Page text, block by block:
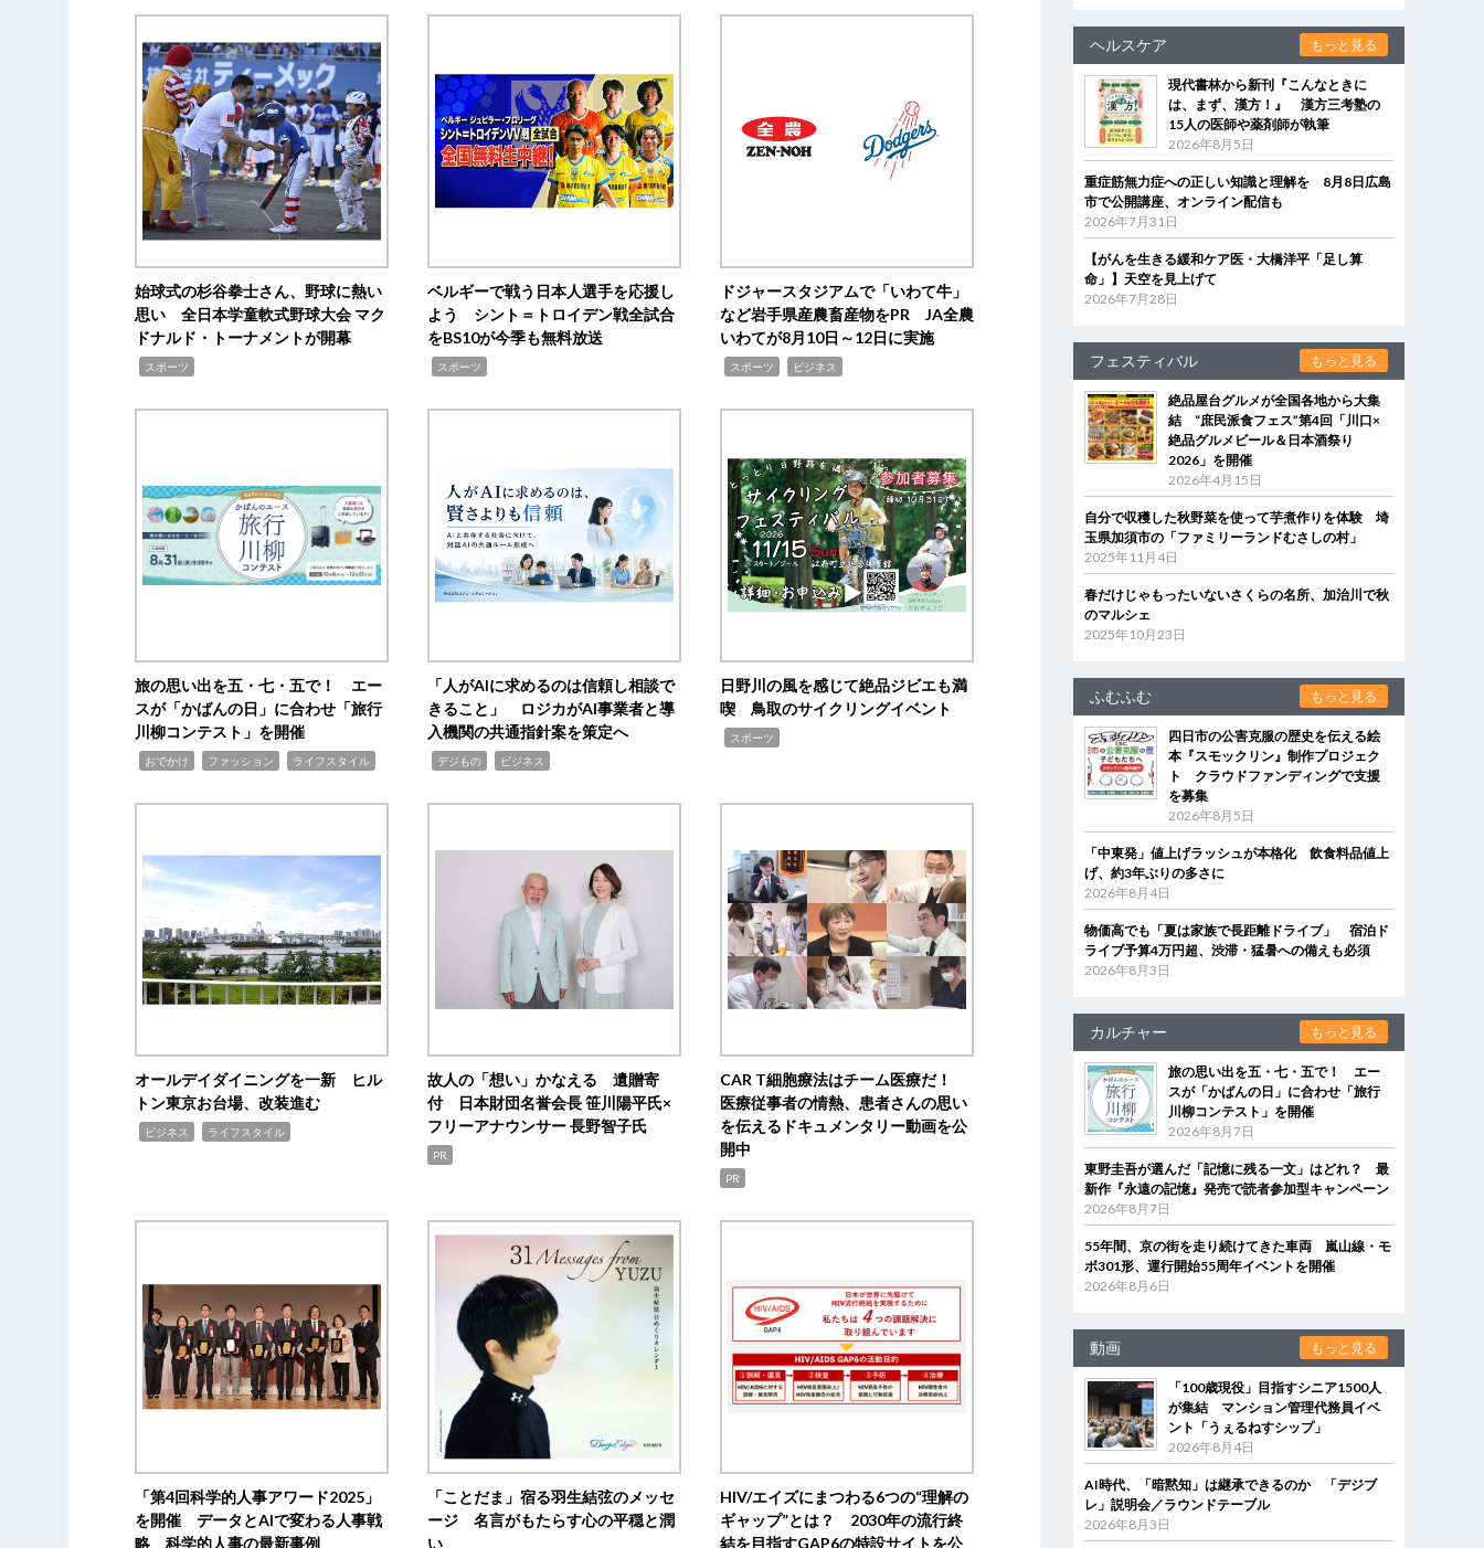
始球式の杉谷拳士さん、野球に熱い
思い 全日本学童軟式野球大会 マク
ドナルド・トーナメントが開幕
スポーツ
ベルギーで戦う日本人選手を応援し
よう シント＝トロイデン戦全試合
をBS10が今季も無料放送
スポーツ
ドジャースタジアムで「いわて牛」
など岩手県産農畜産物をPR JA全農
いわてが8月10日～12日に実施
スポーツ ビジネス
旅の思い出を五・七・五で！ エー
スが「かばんの日」に合わせ「旅行
川柳コンテスト」を開催
おでかけ ファッション ライフスタイル
「人がAIに求めるのは信頼し相談で
きること」 ロジカがAI事業者と導
入機関の共通指針案を策定へ
デジもの ビジネス
日野川の風を感じて絶品ジビエも満
喫 鳥取のサイクリングイベント
スポーツ
オールデイダイニングを一新 ヒル
トン東京お台場、改装進む
ビジネス ライフスタイル
故人の「想い」かなえる 遺贈寄
付 日本財団名誉会長 笹川陽平氏×
フリーアナウンサー 長野智子氏
PR
CAR T細胞療法はチーム医療だ！
医療従事者の情熱、患者さんの思い
を伝えるドキュメンタリー動画を公
開中
PR
「第4回科学的人事アワード2025」
を開催 データとAIで変わる人事戦
略 科学的人事の最新事例
「ことだま」宿る羽生結弦のメッセ
ージ 名言がもたらす心の平穏と潤
い
HIV/エイズにまつわる6つの“理解の
ギャップ”とは？ 2030年の流行終
結を目指すGAP6の特設サイトを公
ヘルスケア もっと見る
現代書林から新刊『こんなときに
は、まず、漢方！』 漢方三考塾の
15人の医師や薬剤師が執筆
2026年8月5日
重症筋無力症への正しい知識と理解を 8月8日広島
市で公開講座、オンライン配信も
2026年7月31日
【がんを生きる緩和ケア医・大橋洋平「足し算
命」】天空を見上げて
2026年7月28日
フェスティバル もっと見る
絶品屋台グルメが全国各地から大集
結 “庶民派食フェス”第4回「川口×
絶品グルメビール＆日本酒祭り
2026」を開催
2026年4月15日
自分で収穫した秋野菜を使って芋煮作りを体験 埼
玉県加須市の「ファミリーランドむさしの村」
2025年11月4日
春だけじゃもったいないさくらの名所、加治川で秋
のマルシェ
2025年10月23日
ふむふむ もっと見る
四日市の公害克服の歴史を伝える絵
本『スモックリン』制作プロジェク
ト クラウドファンディングで支援
を募集
2026年8月5日
「中東発」値上げラッシュが本格化 飲食料品値上
げ、約3年ぶりの多さに
2026年8月4日
物価高でも「夏は家族で長距離ドライブ」 宿泊ド
ライブ予算4万円超、渋滞・猛暑への備えも必須
2026年8月3日
カルチャー もっと見る
旅の思い出を五・七・五で！ エー
スが「かばんの日」に合わせ「旅行
川柳コンテスト」を開催
2026年8月7日
東野圭吾が選んだ「記憶に残る一文」はどれ？ 最
新作『永遠の記憶』発売で読者参加型キャンペーン
2026年8月7日
55年間、京の街を走り続けてきた車両 嵐山線・モ
ボ301形、運行開始55周年イベントを開催
2026年8月6日
動画 もっと見る
「100歳現役」目指すシニア1500人
が集結 マンション管理代務員イベ
ント「うぇるねすシップ」
2026年8月4日
AI時代、「暗黙知」は継承できるのか 「デジブ
レ」説明会／ラウンドテーブル
2026年8月3日